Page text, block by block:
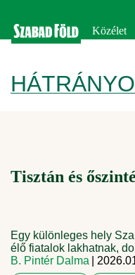
Közélet
Tisztán és
Egy különleges hely
élő fiatalok lakhatnak,
B. Pintér Dalma
|